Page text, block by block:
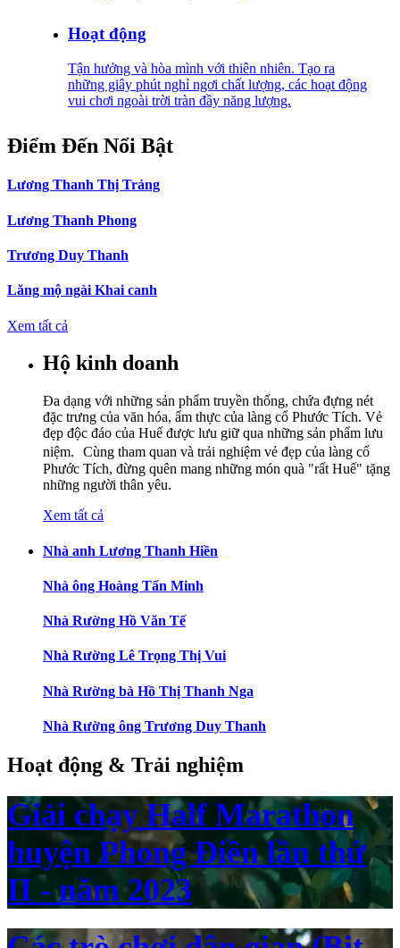
Hoạt động
Tận hưởng và hòa mình với thiên nhiên. Tạo ra
những giây phút nghỉ ngơi chất lượng, các hoạt động
vui chơi ngoài trời tràn đầy năng lượng.
Điểm Đến Nổi Bật
Lương Thanh Thị Trảng
Lương Thanh Phong
Trương Duy Thanh
Lăng mộ ngài Khai canh
Xem tất cả
Hộ kinh doanh
Đa dạng với những sản phẩm truyền thống, chứa đựng nét
đặc trưng của văn hóa, ẩm thực của làng cổ Phước Tích. Vẻ
đẹp độc đáo của Huế được lưu giữ qua những sản phẩm lưu
niệm. Cùng tham quan và trải nghiệm vẻ đẹp của làng cổ
Phước Tích, đừng quên mang những món quà "rất Huế" tặng
những người thân yêu.
Xem tất cả
Nhà anh Lương Thanh Hiền
Nhà ông Hoàng Tấn Minh
Nhà Rường Hồ Văn Tế
Nhà Rường Lê Trọng Thị Vui
Nhà Rường bà Hồ Thị Thanh Nga
Nhà Rường ông Trương Duy Thanh
Hoạt động & Trải nghiệm
Giải chạy Half Marathon
huyện Phong Điền lần thứ
II - năm 2023